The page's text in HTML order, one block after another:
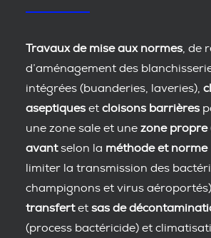
Travaux de mise aux normes , de
d’aménagement des
intégrées (buanderies, laveries),
aseptiques et cloisons barrières
une zone sale et une zone propre
avantselon la méthode et norme
limiter la transmission des
champignons et virus aéroportés),
transfertet sas de
(process bactéricide) et